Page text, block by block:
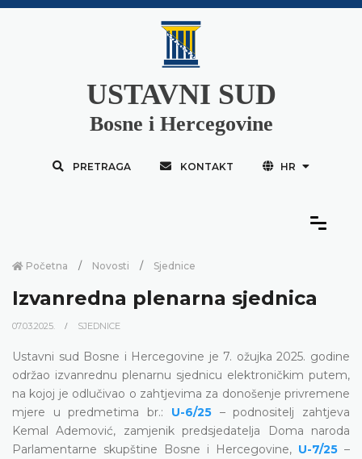
USTAVNI SUD
Bosne i Hercegovine
PRETRAGA KONTAKT HR
Početna Novosti Sjednice
Izvanredna plenarna sjednica
07.03.2025. SJEDNICE
Ustavni sud Bosne i Hercegovine je 7. ožujka 2025. godine
održao izvanrednu plenarnu sjednicu elektroničkim putem,
na kojoj je odlučivao o zahtjevima za donošenje privremene
mjere u predmetima br.: U-6/25– podnositelj zahtjeva
Kemal Ademović, zamjenik predsjedatelja Doma naroda
Parlamentarne skupštine Bosne i Hercegovine, U-7/25 –